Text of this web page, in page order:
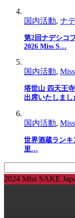
国内活動, ナ
第2回ナデシコ
2026 Miss S…
国内活動,
塔世山 四天王
出席いたしま
国内活動,
世界酒蔵ランキ
里…
索:
2024 Miss SAKE